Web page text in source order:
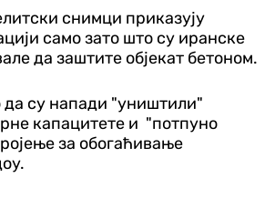
снимци приказују
само зато што су иранске
да заштите објекат бетоном.
да су напади "уништили"
капацитете и "потпуно
за обогаћивање